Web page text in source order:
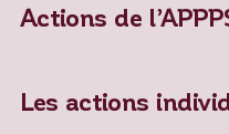
Actions de
Les actions